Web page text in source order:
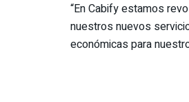
“En Cabify estamos
nuestros nuevos
económicas para